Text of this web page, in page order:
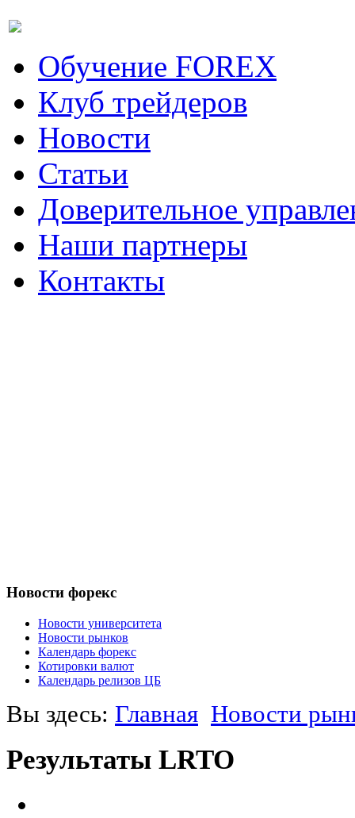
Обучение FOREX
Клуб трейдеров
Новости
Статьи
Доверительное
Наши партнеры
Контакты
Новости форекс
Новости университета
Новости рынков
Календарь форекс
Котировки валют
Календарь релизов ЦБ
Вы здесь: Главная Новости
Результаты LRTO